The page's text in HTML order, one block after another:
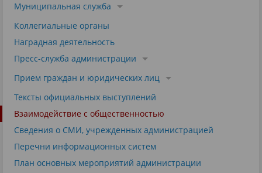
Муниципальная служба
Коллегиальные органы
Наградная деятельность
Пресс-служба администрации
Прием граждан и юридических лиц
Тексты официальных выступлений
Взаимодействие с общественностью
Сведения о СМИ, учрежденных администрацией
Перечни информационных систем
План основных мероприятий администрации